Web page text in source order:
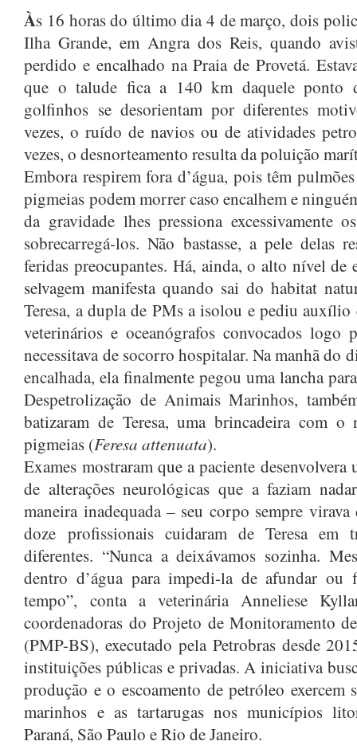
Às 16 horas do último dia 4 de março, dois
Ilha Grande, em Angra dos Reis, quando
perdido e encalhado na Praia de Provetá.
que o talude fica a 140 km daquele ponto
golfinhos se desorientam por diferentes
vezes, o ruído de navios ou de atividades
vezes, o desnorteamento resulta da poluição
Embora respirem fora d’água, pois têm
pigmeias podem morrer caso encalhem e
da gravidade lhes pressiona excessivamente
sobrecarregá-­los. Não bastasse, a pele delas
feridas preocupantes. Há, ainda, o alto nível de
selvagem manifesta quando sai do habitat
Teresa, a dupla de PMs a isolou e pediu
veterinários e oceanógrafos convocados logo
necessitava de socorro hospitalar. Na manhã do
encalhada, ela finalmente pegou uma lancha
Despetrolização de Animais Marinhos,
batizaram de Teresa, uma brincadeira com o
pigmeias (Feresa attenuata).
Exames mostraram que a paciente
de alterações neurológicas que a faziam
maneira inadequada – seu corpo sempre virava
doze profissionais cuidaram de Teresa em
diferentes. “Nunca a deixávamos sozinha.
dentro d’água para impedi-la de afundar ou
tempo”, conta a veterinária Anneliese
coordenadoras do Projeto de Monitoramento
(PMP-BS), executado pela Petrobras desde
instituições públicas e privadas. A iniciativa
produção e o escoamento de petróleo exercem
marinhos e as tartarugas nos municípios
Paraná, São Paulo e Rio de Janeiro.